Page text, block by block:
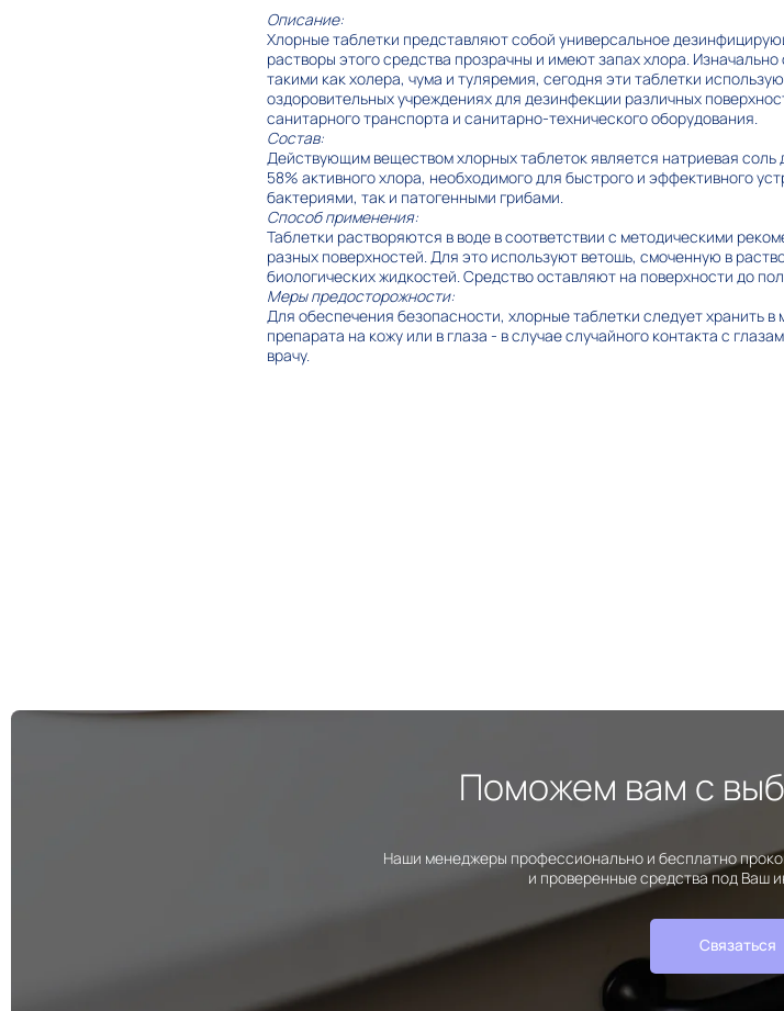
Описание:
Хлорные таблетки представляют собой универсальное
растворы этого средства прозрачны и имеют запах хлора.
такими как холера, чума и туляремия, сегодня эти таблетки
оздоровительных учреждениях для дезинфекции различных
санитарного транспорта и санитарно-технического оборудования.
Состав:
Действующим веществом хлорных таблеток является натриевая
58% активного хлора, необходимого для быстрого и эффективного
бактериями, так и патогенными грибами.
Способ применения:
Таблетки растворяются в воде в соответствии с методическими
разных поверхностей. Для это используют ветошь, смоченную в
биологических жидкостей. Средство оставляют на поверхности до
Меры предосторожности:
Для обеспечения безопасности, хлорные таблетки следует хранить
препарата на кожу или в глаза - в случае случайного контакта с
врачу.
Поможем вам с
Наши менеджеры профессионально и бесплатно
и проверенные средства под Ваш
Связаться